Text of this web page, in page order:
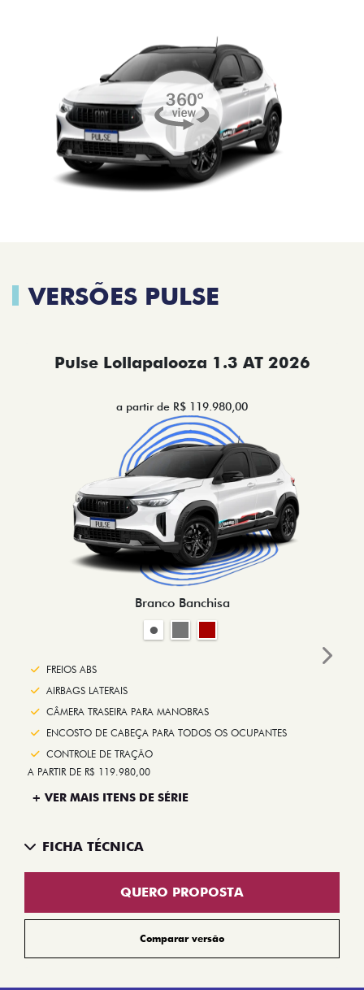
VERSÕES PULSE
Pulse Lollapalooza 1.3 AT 2026
a partir de R$ 119.980,00
Branco Banchisa
FREIOS ABS
AIRBAGS LATERAIS
CÂMERA TRASEIRA PARA MANOBRAS
ENCOSTO DE CABEÇA PARA TODOS OS OCUPANTES
CONTROLE DE TRAÇÃO
A PARTIR DE R$ 119.980,00
+ VER MAIS ITENS DE SÉRIE
FICHA TÉCNICA
QUERO PROPOSTA
Comparar versão
Next